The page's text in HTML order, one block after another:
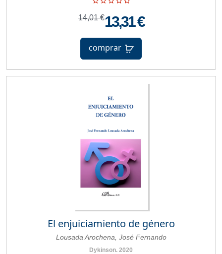
14,01 €13,31 €
comprar
El enjuiciamiento de género
Lousada Arochena, José Fernando
Dykinson. 2020